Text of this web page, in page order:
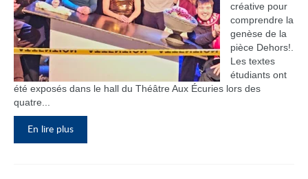
créative pour
comprendre la
genèse de la
pièce Dehors!.
Les textes
étudiants ont
été exposés dans le hall du Théâtre Aux Écuries lors des
quatre...
En lire plus